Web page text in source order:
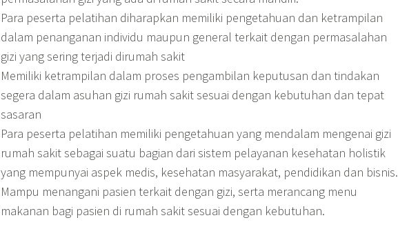
Para peserta pelatihan diharapkan memiliki pengetahuan dan ketrampilan
dalam penanganan individu maupun general terkait dengan permasalahan
gizi yang sering terjadi dirumah sakit
Memiliki ketrampilan dalam proses pengambilan keputusan dan tindakan
segera dalam asuhan gizi rumah sakit sesuai dengan kebutuhan dan tepat
sasaran
Para peserta pelatihan memiliki pengetahuan yang mendalam mengenai gizi
rumah sakit sebagai suatu bagian dari sistem pelayanan kesehatan holistik
yang mempunyai aspek medis, kesehatan masyarakat, pendidikan dan bisnis.
Mampu menangani pasien terkait dengan gizi, serta merancang menu
makanan bagi pasien di rumah sakit sesuai dengan kebutuhan.